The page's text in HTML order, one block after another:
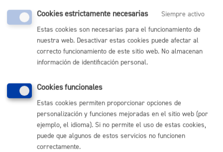
todas aquellas zonas que se vayan a ver afectadas
por el mismo, así como de la fachada principal del
edificio.
Certificado de eficiencia energética del edificio o
vivienda existente, según corresponda, en su estado
actual, con el contenido requerido en el Real Decreto
390/2021, de 1 de junio, firmado por técnico
competente y registrado en el registro del órgano
Certificado de eficiencia energética estimado,
incluyendo las actuaciones contempladas en el
proyecto o la memoria justificativa, realizado con el
mismo programa reconocido de certificación que el
utilizado para el Certificado de eficiencia energética
del edificio o vivienda existente en su estado actual,
suscrito por técnico competente.
Anexos I y II debidamente cumplimentados.
Cookies estrictamente necesarias
Siempre activo
Estas cookies son necesarias para el funcionamiento de
nuestra web. Desactivar estas cookies puede afectar al
correcto funcionamiento de este sitio web. No almacenan
información de identificación personal.
Cookies funcionales
Estas cookies permiten proporcionar opciones de
personalización y funciones mejoradas en el sitio web (por
ejemplo, el idioma). Si no permite el uso de estas cookies,
puede que algunos de estos servicios no funcionen
correctamente.